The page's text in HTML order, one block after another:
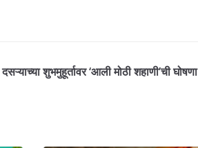
दसऱ्याच्या शुभमुहूर्तावर ‘आली मोठी शहाणी’ची घोषणा